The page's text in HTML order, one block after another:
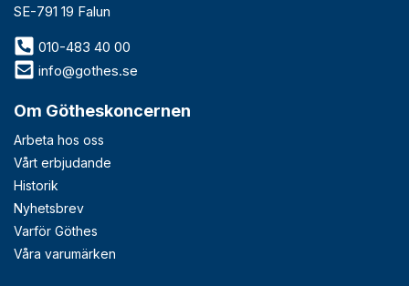
SE-791 19 Falun
010-483 40 00
info@gothes.se
Om Götheskoncernen
Arbeta hos oss
Vårt erbjudande
Historik
Nyhetsbrev
Varför Göthes
Våra varumärken